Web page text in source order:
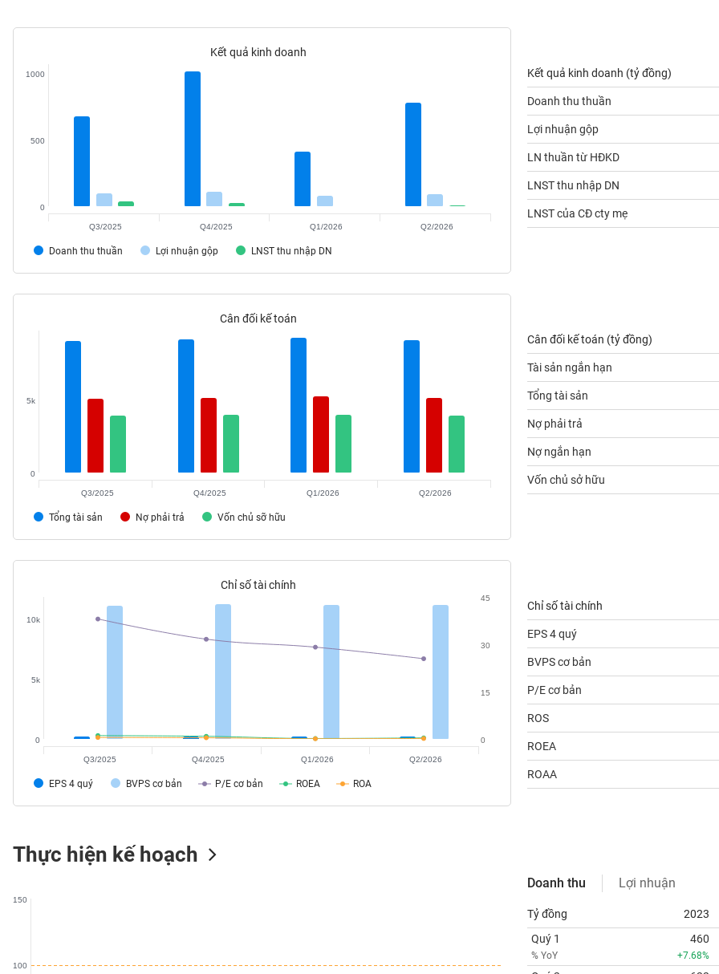
Kết quả kinh doanh
Doanh thu thuần Lợi nhuận gộp LNST thu nhập DN
0
500
1000
Q3/2025 Q4/2025 Q1/2026 Q2/2026
Kết quả kinh doanh (tỷ đồng)
Doanh thu thuần
Lợi nhuận gộp
LN thuần từ HĐKD
LNST thu nhập DN
LNST của CĐ cty mẹ
Cân đối kế toán
Tổng tài sản Nợ phải trả Vốn chủ sỡ hữu
0
5k
Q3/2025 Q4/2025 Q1/2026 Q2/2026
Cân đối kế toán (tỷ đồng)
Tài sản ngắn hạn
Tổng tài sản
Nợ phải trả
Nợ ngắn hạn
Vốn chủ sở hữu
Chỉ số tài chính
EPS 4 quý BVPS cơ bản P/E cơ bản ROEA ROA
0
5k
10k
0
15
30
45
Q3/2025 Q4/2025 Q1/2026 Q2/2026
Chỉ số tài chính
EPS 4 quý
BVPS cơ bản
P/E cơ bản
ROS
ROEA
ROAA
Thực hiện kế hoạch
100
150
Doanh thu Lợi nhuận
Tỷ đồng 2023
Quý 1
% YoY
460
+7.68%
NGUYÊN
NGHIỆP
TIÊU
YẾU
TIÊU
THIẾT
SÓC
TÀI
CHÍNH
NGHỆ
DỊCH